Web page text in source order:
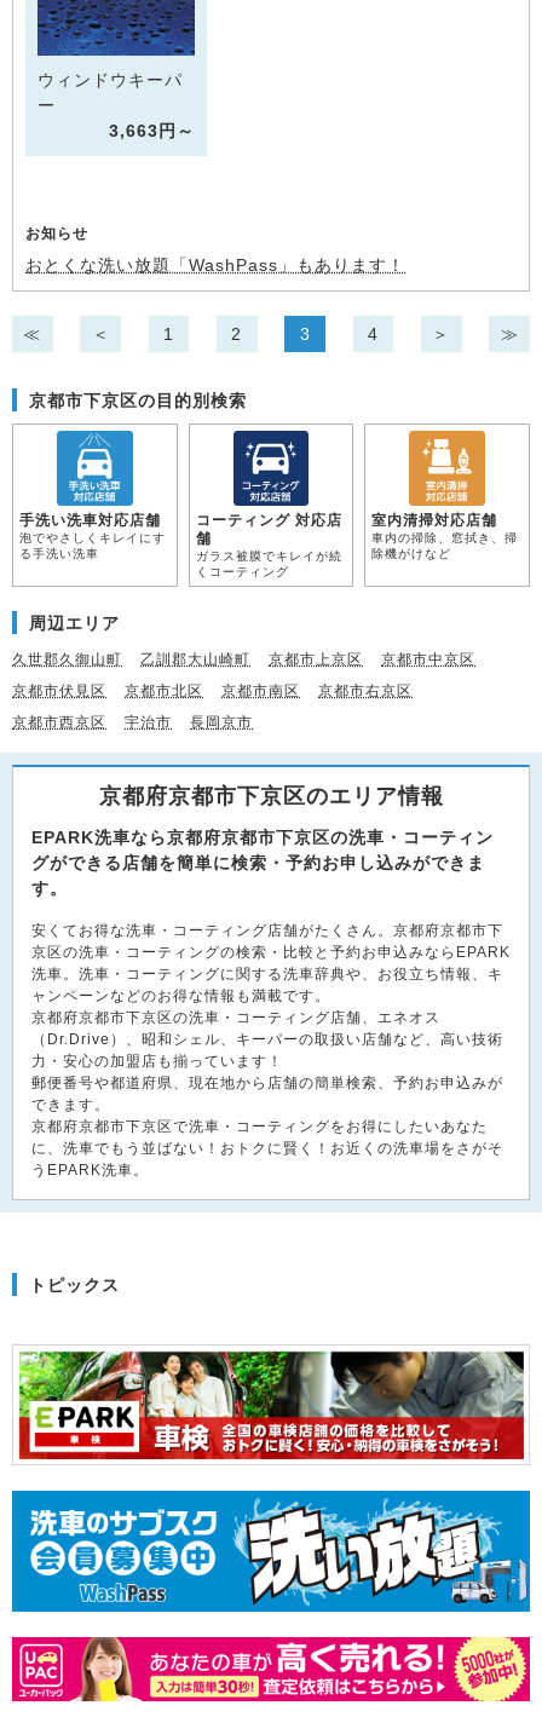
ウィンドウキーパ
ー
3,663円～
お知らせ
おとくな洗い放題「WashPass」もあります！
≪ ＜ 1 2 3 4 ＞ ≫
京都市下京区の目的別検索
手洗い洗車対応店舗
泡でやさしくキレイにす
る手洗い洗車
コーティング 対応店
舗
ガラス被膜でキレイが続
くコーティング
室内清掃対応店舗
車内の掃除、窓拭き、掃
除機がけなど
周辺エリア
久世郡久御山町 乙訓郡大山崎町 京都市上京区
京都市中京区
京都市伏見区
京都市北区 京都市南区
京都市右京区
京都市西京区
宇治市 長岡京市
京都府京都市下京区のエリア情報
EPARK洗車なら京都府京都市下京区の洗車・コーティン
グができる店舗を簡単に検索・予約お申し込みができま
す。
安くてお得な洗車・コーティング店舗がたくさん。京都府京都市下
京区の洗車・コーティングの検索・比較と予約お申込みならEPARK
洗車。洗車・コーティングに関する洗車辞典や、お役立ち情報、キ
ャンペーンなどのお得な情報も満載です。
京都府京都市下京区の洗車・コーティング店舗、エネオス
（Dr.Drive）、昭和シェル、キーパーの取扱い店舗など、高い技術
力・安心の加盟店も揃っています！
郵便番号や都道府県、現在地から店舗の簡単検索、予約お申込みが
できます。
京都府京都市下京区で洗車・コーティングをお得にしたいあなた
に、洗車でもう並ばない！おトクに賢く！お近くの洗車場をさがそ
うEPARK洗車。
トピックス